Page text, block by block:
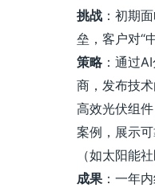
挑战 ：初期
垒，客户对“
策略：通过
商，发布技
高效光伏组
案例，展示
（如太阳能
成果 ：一年